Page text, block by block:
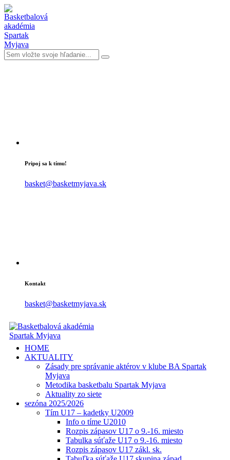
Pripoj sa k tímu!
basket@basketmyjava.sk
Kontakt
basket@basketmyjava.sk
HOME
AKTUALITY
Zásady pre správanie aktérov v klube BA Spartak
Myjava
Metodika basketbalu Spartak Myjava
Aktuality zo siete
sezóna 2025/2026
Tím U17 – kadetky U2009
Info o tíme U2010
Rozpis zápasov U17 o 9.-16. miesto
Tabulka súťaže U17 o 9.-16. miesto
Rozpis zápasov U17 zákl. sk.